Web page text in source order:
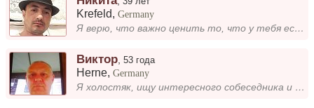
Krefeld,Germany
Я верю, что важно ценить то, что у тебя есть. Нужно радоваться моменту, а не мечтать о том, что может и не случиться. Жи...
Виктор ,53 года
Herne,Germany
Я холостяк, ищу интересного собеседника и возможное общение. Люблю разные форматы общения — от легких бесед до глубоких...